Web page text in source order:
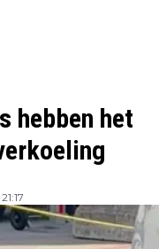
hebben het